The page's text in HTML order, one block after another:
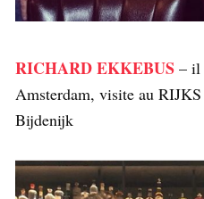
RICHARD EKKEBUS – il
Amsterdam, visite au
Bijdenijk